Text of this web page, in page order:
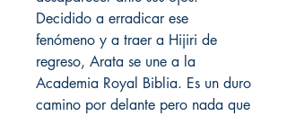
Decidido a erradicar ese
fenómeno y a traer a Hijiri de
regreso, Arata se une a la
Academia Royal Biblia. Es un duro
camino por delante pero nada que